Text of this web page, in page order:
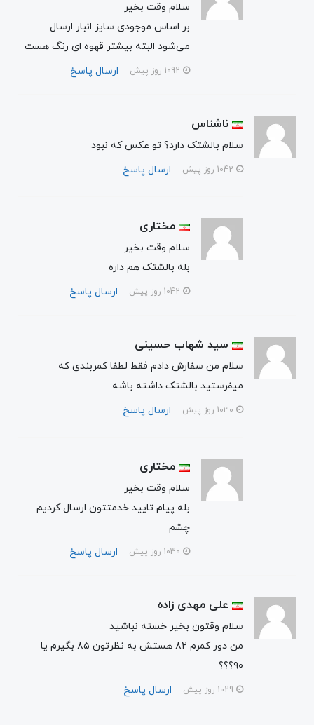
سلام وقت بخیر
بر اساس موجودی سایز انبار ارسال
می‌شود البته بیشتر قهوه ای رنگ هست
ارسال پاسخ
ناشناس
سلام بالشتک دارد؟ تو عکس که نبود
ارسال پاسخ
مختاری
سلام وقت بخیر
بله بالشتک هم داره
ارسال پاسخ
سید شهاب حسینی
سلام من سفارش دادم فقط لطفا کمربندی که
میفرستید بالشتک داشته باشه
ارسال پاسخ
مختاری
سلام وقت بخیر
بله پیام تایید خدمتتون ارسال کردیم
چشم
ارسال پاسخ
علی مهدی زاده
سلام وقتون بخیر خسته نباشید
من دور کمرم ۸۲ هستش به نظرتون ۸۵ بگیرم یا
۹۰؟؟؟
ارسال پاسخ